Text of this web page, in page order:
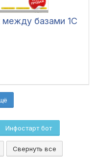
базами 1С
Инфостарт бот
Свернуть все